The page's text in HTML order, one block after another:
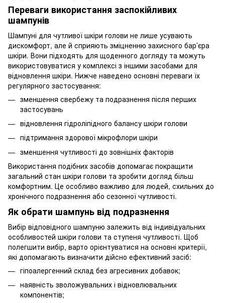
Переваги використання заспокійливих
шампунів
Шампуні для чутливої шкіри голови не лише усувають
дискомфорт, але й сприяють зміцненню захисного бар’єра
шкіри. Вони підходять для щоденного догляду та можуть
використовуватися у комплексі з іншими засобами для
відновлення шкіри. Нижче наведено основні переваги їх
регулярного застосування:
зменшення свербежу та подразнення після перших
застосувань
відновлення гідроліпідного балансу шкіри голови
підтримання здорової мікрофлори шкіри
зменшення чутливості до зовнішніх факторів
Використання подібних засобів допомагає покращити
загальний стан шкіри голови та зробити догляд більш
комфортним. Це особливо важливо для людей, схильних до
хронічного подразнення або сезонної чутливості.
Як обрати шампунь від подразнення
Вибір відповідного шампуню залежить від індивідуальних
особливостей шкіри голови та ступеня чутливості. Щоб
полегшити вибір, варто орієнтуватися на основні критерії,
які допомагають визначити дійсно ефективний засіб:
гіпоалергенний склад без агресивних добавок;
наявність зволожувальних і відновлювальних
компонентів;